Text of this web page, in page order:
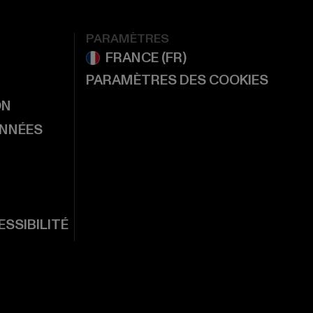
PARAMÈTRES
PARAMÈTRES DES COOKIES